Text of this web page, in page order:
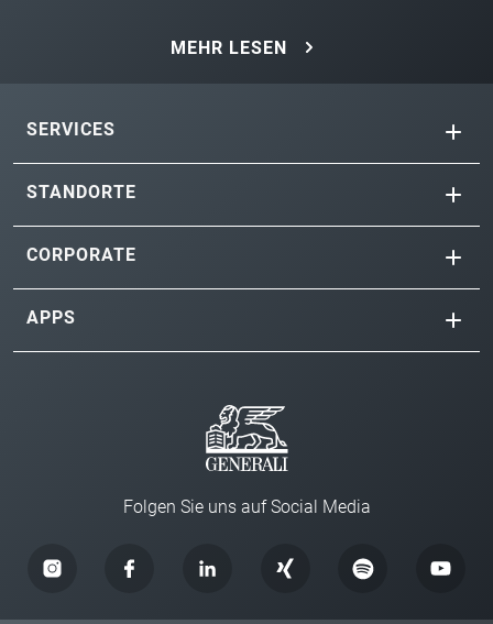
MEHR LESEN
SERVICES
STANDORTE
CORPORATE
APPS
Folgen Sie uns auf Social Media